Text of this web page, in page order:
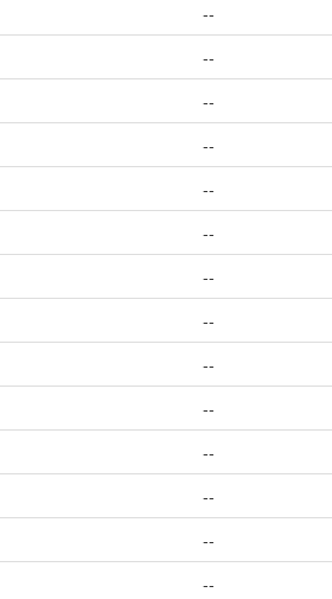
--
--
--
--
--
--
--
--
--
--
--
--
--
--